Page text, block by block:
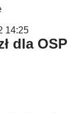
14:25
dla OSP